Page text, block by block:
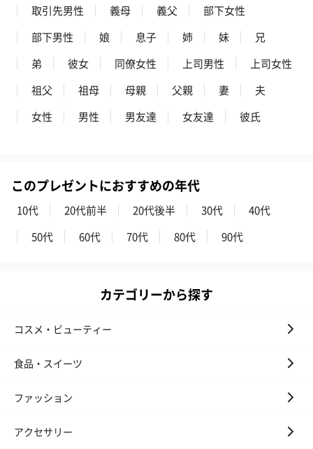
プレミアムビール イネ
ディット（712円）
実楽山田錦 特別純米
酒（655円）
ジョニ－ウ
ブラック１２
おつまみ・その他
お酒にぴったりのおつまみ・サプリを同梱してお届けいたしま
す。
いぶりがっことチーズ
しょっつるナ
取引先男性
義母 義父
部下女性
部下男性
娘 息子 姉 妹
兄
弟
彼女 同僚女性 上司男性
上司女性
祖父
祖母 母親 父親 妻
夫
女性
男性 男友達 女友達 彼氏
このプレゼントにおすすめの年代
10代 20代前半 20代後半 30代
40代
50代
60代 70代 80代 90代
カテゴリーから探す
コスメ・ビューティー
食品・スイーツ
ファッション
アクセサリー